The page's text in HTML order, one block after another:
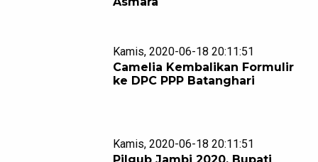
Kamis, 2020-06-18 20:11:51
Camelia Kembalikan Formulir
ke DPC PPP Batanghari
Kamis, 2020-06-18 20:11:51